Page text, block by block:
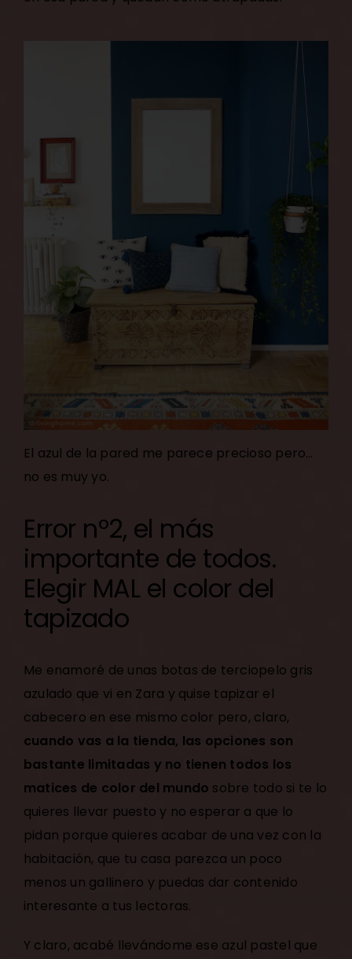
El azul de la pared me parece precioso pero…
no es muy yo.
Error nº2, el más
importante de todos.
Elegir MAL el color del
tapizado
Me enamoré de unas botas de terciopelo gris
azulado que vi en Zara y quise tapizar el
cabecero en ese mismo color pero, claro,
cuando vas a la tienda, las opciones son
bastante limitadas y no tienen todos los
matices de color del mundo sobre todo si te lo
quieres llevar puesto y no esperar a que lo
pidan porque quieres acabar de una vez con la
habitación, que tu casa parezca un poco
menos un gallinero y puedas dar contenido
interesante a tus lectoras.
Y claro, acabé llevándome ese azul pastel que